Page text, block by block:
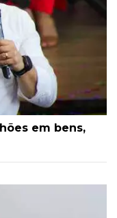
em bens,